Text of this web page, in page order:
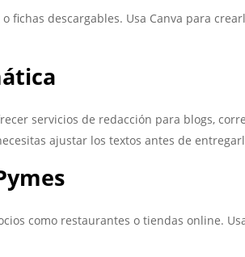
fichas descargables. Usa Canva para
servicios de redacción para blogs,
ajustar los textos antes de
como restaurantes o tiendas online.